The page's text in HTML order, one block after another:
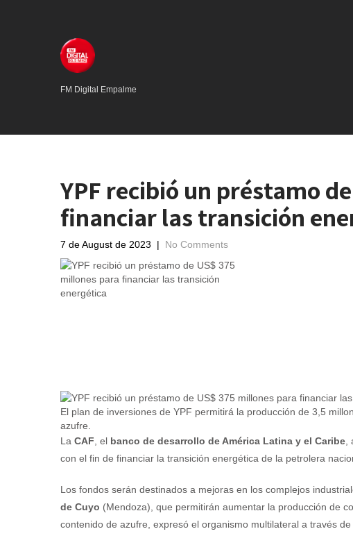
FM Digital Empalme
YPF recibió un préstamo
financiar las transición
7 de August de 2023 | No Comments
El plan de inversiones de YPF permitirá la producción de 3,5
azufre.
La CAF, el banco de desarrollo de América Latina y el Caribe,
con el fin de financiar la transición energética de la petrolera
Los fondos serán destinados a mejoras en los complejos
de Cuyo (Mendoza), que permitirán aumentar la producción de
contenido de azufre, expresó el organismo multilateral a través